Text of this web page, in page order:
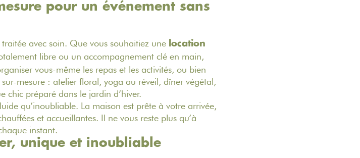
pour un événement sans
avec soin. Que vous souhaitiez une location
libre ou un accompagnement clé en main,
vous-même les repas et les activités, ou bien
mesure : atelier floral, yoga au réveil, dîner végétal,
chic préparé dans le jardin d’hiver.
qu’inoubliable. La maison est prête à votre arrivée,
et accueillantes. Il ne vous reste plus qu’à
instant.
unique et inoubliable